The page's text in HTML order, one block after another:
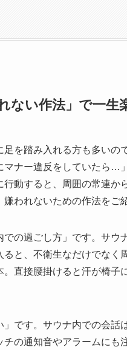
ない作法」で一
を踏み入れる方も多いの
マナー違反をしていたら…
動すると、周囲の常連か
われないための作法をご
の過ごし方」です。サウ
と、不衛生なだけでな
直接腰掛けると汗が椅子
です。サウナ内での会話
の通知音やアラームに